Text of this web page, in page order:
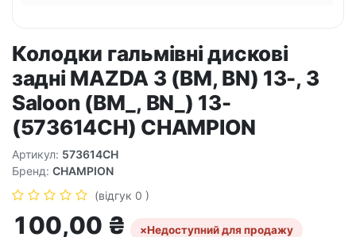
Колодки гальмівні дискові
задні MAZDA 3 (BM, BN) 13-, 3
Saloon (BM_, BN_) 13-
(573614CH) CHAMPION
Артикул: 573614CH
Бренд: CHAMPION
(відгук 0 )
100,00 ₴ ×Недоступний для продажу